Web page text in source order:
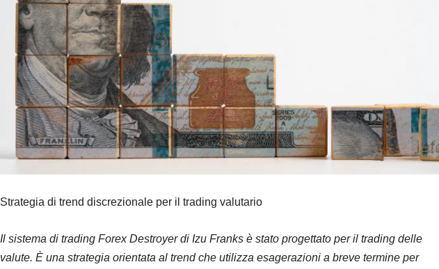
Strategia di trend discrezionale per il trading valutario
Il sistema di trading Forex Destroyer di Izu Franks è stato progettato per il trading delle
valute. È una strategia orientata al trend che utilizza esagerazioni a breve termine per